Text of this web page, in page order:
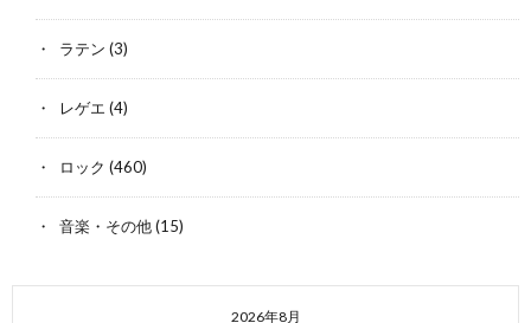
ラテン (3)
レゲエ (4)
ロック (460)
音楽・その他(15)
2026年8月